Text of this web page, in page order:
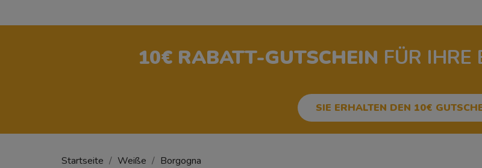
10€ RABATT-GUTSCHEIN FÜR IHRE
SIE ERHALTEN DEN 10€
Startseite Weiße Borgogna